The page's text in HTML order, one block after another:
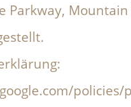
Parkway, Mountain
policies/